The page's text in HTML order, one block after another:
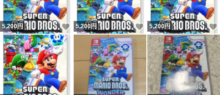
5,200 円 いいね！
5,200 円 いいね！
5,200 円